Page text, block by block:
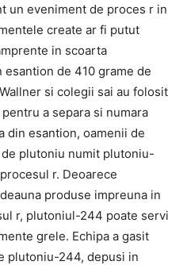
un eveniment de proces r in
create ar fi putut
in scoarta
esantion de 410 grame de
si colegii sai au folosit
a separa si numara
din esantion, oamenii de
plutoniu numit plutoniu-
r. Deoarece
produse impreuna in
r, plutoniul-244 poate servi
grele. Echipa a gasit
plutoniu-244, depusi in